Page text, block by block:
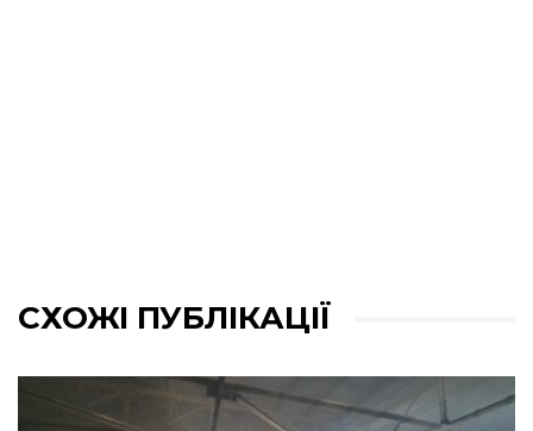
СХОЖІ ПУБЛІКАЦІЇ